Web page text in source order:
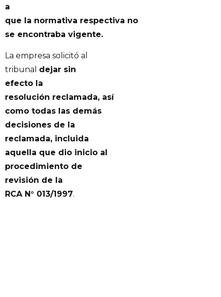
a
que la normativa respectiva no
se encontraba vigente.
La empresa solicitó al
tribunal dejar sin
efecto la
resolución reclamada, así
como todas las demás
decisiones de la
reclamada, incluida
aquella que dio inicio al
procedimiento de
revisión de la
RCA N° 013/1997.